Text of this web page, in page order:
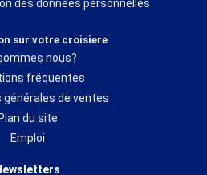
des données personnelles
sur votre croisiere
nous?
fréquentes
générales de ventes
Plan du site
Emploi